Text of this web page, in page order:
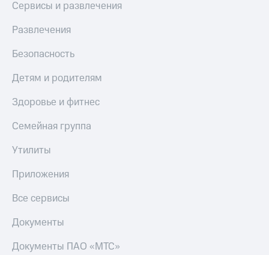
Сервисы и развлечения
Развлечения
Безопасность
Детям и родителям
Здоровье и фитнес
Семейная группа
Утилиты
Приложения
Все сервисы
Документы
Документы ПАО «МТС»